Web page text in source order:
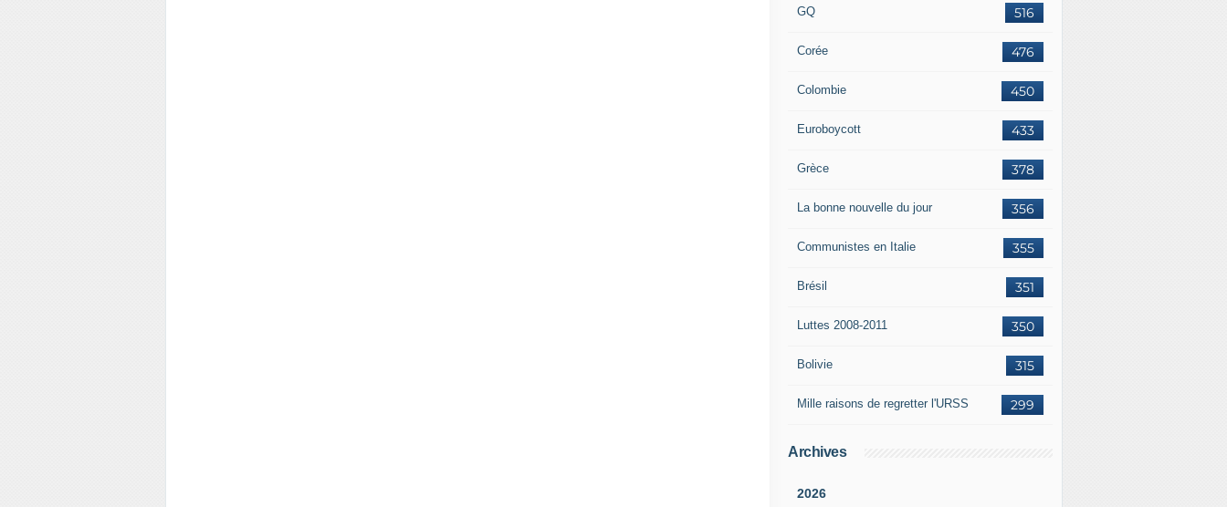
516
GQ
476
Corée
450
Colombie
433
Euroboycott
378
Grèce
356
La bonne nouvelle du jour
355
Communistes en Italie
351
Brésil
350
Luttes 2008-2011
315
Bolivie
299
Mille raisons de regretter l'URSS
Archives
2026